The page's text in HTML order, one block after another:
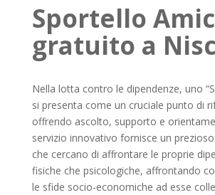
Sportello
gratuito a
Nella lotta contro le dipendenze, uno
si presenta come un cruciale punto di
offrendo ascolto, supporto e
servizio innovativo fornisce un
che cercano di affrontare le proprie
fisiche che psicologiche, affrontando
le sfide socio-economiche ad esse